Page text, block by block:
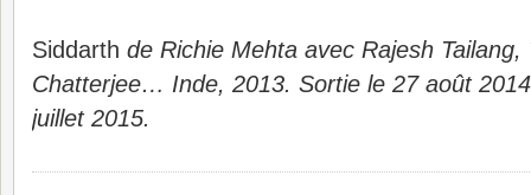
Siddarth de Richie Mehta avec Rajesh Tailang,
Chatterjee… Inde, 2013. Sortie le 27 août
juillet 2015.